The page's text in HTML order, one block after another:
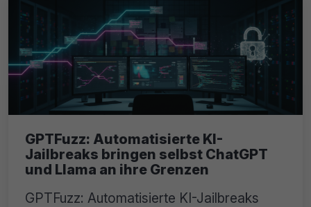
GPTFuzz: Automatisierte KI-
Jailbreaks bringen selbst ChatGPT
und Llama an ihre Grenzen
GPTFuzz: Automatisierte KI-Jailbreaks